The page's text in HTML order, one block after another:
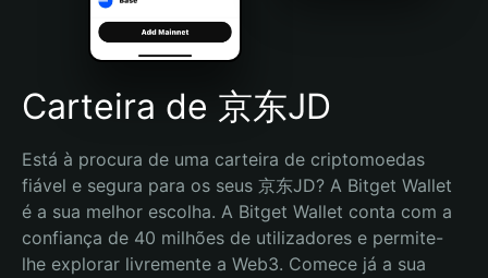
Português (Brasil)
Español (Argentina)
Carteira de 京东JD
Está à procura de uma carteira de criptomoedas
fiável e segura para os seus 京东JD? A Bitget Wallet
é a sua melhor escolha. A Bitget Wallet conta com a
confiança de 40 milhões de utilizadores e permite-
lhe explorar livremente a Web3. Comece já a sua